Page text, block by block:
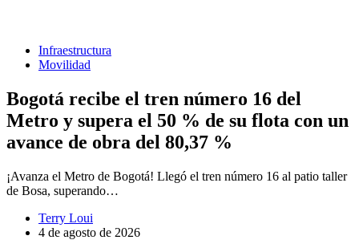
Infraestructura
Movilidad
Bogotá recibe el tren número 16 del
Metro y supera el 50 % de su flota con un
avance de obra del 80,37 %
¡Avanza el Metro de Bogotá! Llegó el tren número 16 al patio taller
de Bosa, superando…
Terry Loui
4 de agosto de 2026